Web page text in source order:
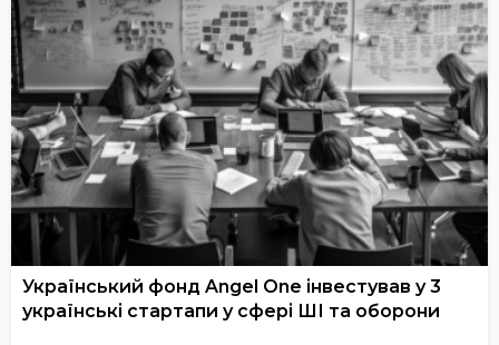
Український фонд Angel One інвестував у 3
українські стартапи у сфері ШІ та оборони